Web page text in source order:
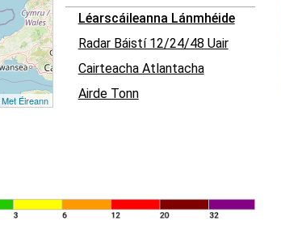
Met Éireann
Léarscáileanna Lánmhéide
Radar Báistí 12/24/48 Uair
Cairteacha Atlantacha
Airde Tonn